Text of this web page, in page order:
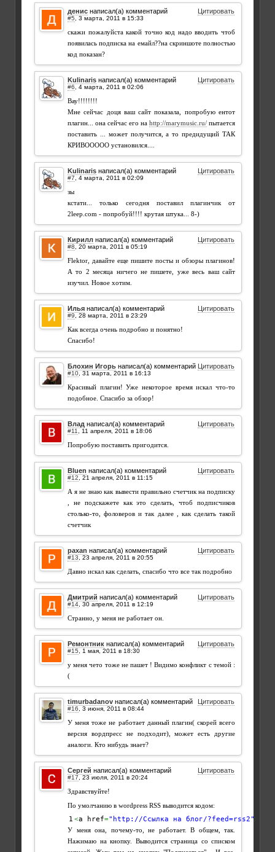
денис написал(а) комментарий Цитировать
#5
скажи пожалуйста какой точно код надо вводить чтоб
появилась подписка на емайл??на скриншоте полностью
код показан?
Kulinaris написал(а) комментарий Цитировать
#6
Вау!!!!!!!!
Мне сейчас доця ваш сайт показала, попробую ентот
плагин... она сейчас его на http://marymusic.ru/ пытается
поставить ... может получится, а то предидущий ТАК
КРИВООООО установился....
Kulinaris написал(а) комментарий Цитировать
#7
зы
кстати... только сегодня поставил плагинчик от
2leep.com - попробуй!!!! крутая штука... 8-)
Кирилл написал(а) комментарий Цитировать
#8
Flektor, давайте еще пишите посты и обзоры плагинов!
А то 2 месяца ничего не пишете, уже весь ваш сайт
изучил. Новое хотим.
Илья написал(а) комментарий Цитировать
#9
Как всегда очень подробно и понятно!
Спасибо!
Блохин Игорь написал(а) комментарий Цитировать
#10
Красивый плагин! Уже некоторое время искал что-то
подобное. Спасибо за обзор!
Влад написал(а) комментарий Цитировать
#11
Попробую поставить пригодится.
Bluen написал(а) комментарий Цитировать
#12
А я не знаю как вывести правильно счетчик на подписку
, не подскажете как это сделать, чтоб подписчиков
столько-то, фоловеров и так далее , как сделать такой
счетчик
paxan написал(а) комментарий Цитировать
#13
Давно искал как сделать, спасибо что все так подробно
Дмитрий написал(а) комментарий Цитировать
#14
Странно, у меня не работает он.
Ремонтник написал(а) комментарий Цитировать
#15
у меня чето тоже не пашет ! Видимо конфликт с темой :
(
timurbadanov написал(а) комментарий Цитировать
#16
У меня тоже не работает данный плагин( скорей всего
версия вордпресс не подходит), может есть другие
аналоги. Кто нибудь знает?
Сергей написал(а) комментарий Цитировать
#17
Здравствуйте!
По умолчанию в wordpress RSS выводится кодом:
<a href="http://Ссылка на блог/?feed=rss2">
У меня она, почему-то, не работает. В общем, так.
Нажимаю на кнопку. Выводится страница со списком